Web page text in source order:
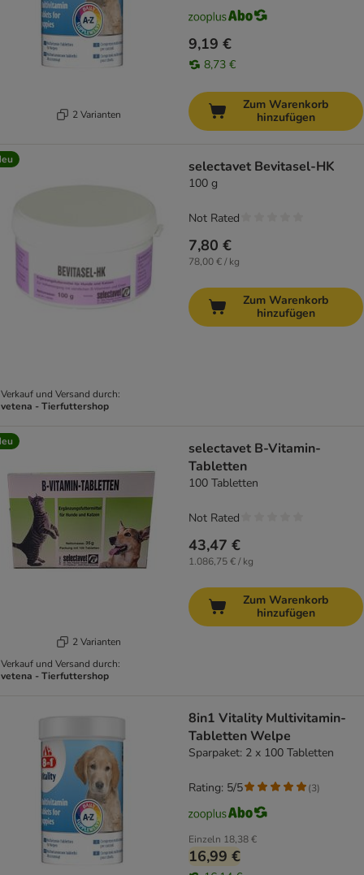
2 Varianten
9,19 €
8,73 €
Zum Warenkorb
hinzufügen
Verkauf und Versand durch:
vetena - Tierfuttershop
selectavet Bevitasel-HK
100 g
7,80 €
78,00 € / kg
Not Rated
Zum Warenkorb
hinzufügen
2 Varianten
Verkauf und Versand durch:
vetena - Tierfuttershop
selectavet B-Vitamin-
Tabletten
100 Tabletten
43,47 €
1.086,75 € / kg
Not Rated
Zum Warenkorb
hinzufügen
8in1 Vitality Multivitamin-
Tabletten Welpe
Sparpaket: 2 x 100 Tabletten
Einzeln 18,38 €
16,99 €
Rating: 5/5 (3)